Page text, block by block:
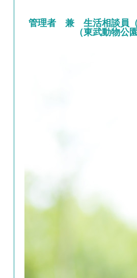
管理者 兼 生活相談員（
（東武動物公